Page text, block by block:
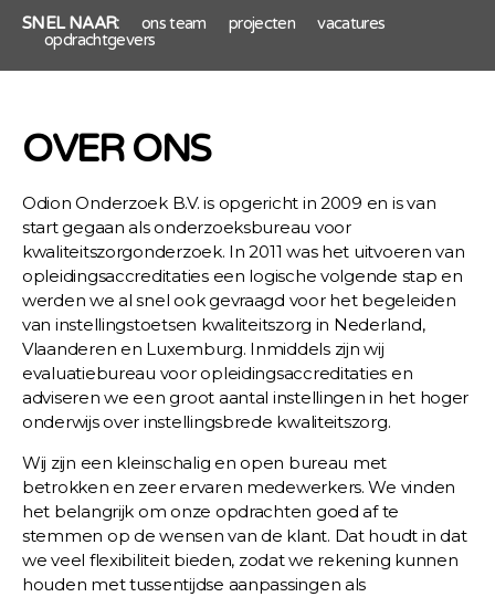
SNEL NAAR: ons team projecten
vacatures
opdrachtgevers
OVER ONS
Odion Onderzoek B.V. is opgericht in 2009 en is van
start gegaan als onderzoeksbureau voor
kwaliteitszorgonderzoek. In 2011 was het uitvoeren van
opleidingsaccreditaties een logische volgende stap en
werden we al snel ook gevraagd voor het begeleiden
van instellingstoetsen kwaliteitszorg in Nederland,
Vlaanderen en Luxemburg. Inmiddels zijn wij
evaluatiebureau voor opleidingsaccreditaties en
adviseren we een groot aantal instellingen in het hoger
onderwijs over instellingsbrede kwaliteitszorg.
Wij zijn een kleinschalig en open bureau met
betrokken en zeer ervaren medewerkers. We vinden
het belangrijk om onze opdrachten goed af te
stemmen op de wensen van de klant. Dat houdt in dat
we veel flexibiliteit bieden, zodat we rekening kunnen
houden met tussentijdse aanpassingen als